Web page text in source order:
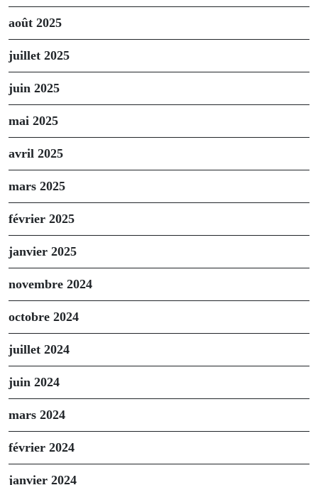
août 2025
juillet 2025
juin 2025
mai 2025
avril 2025
mars 2025
février 2025
janvier 2025
novembre 2024
octobre 2024
juillet 2024
juin 2024
mars 2024
février 2024
janvier 2024